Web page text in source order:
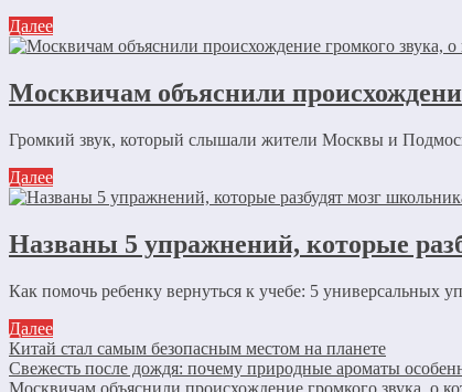
Далее
Москвичам объяснили
Громкий звук, который слышали жители Москвы и
Далее
Названы 5 упражнений, которые
Как помочь ребенку вернуться к учебе: 5 универсальных
Далее
Китай стал самым безопасным местом на планете
Свежесть после дождя: почему природные ароматы
Москвичам объяснили происхождение громкого звука, о